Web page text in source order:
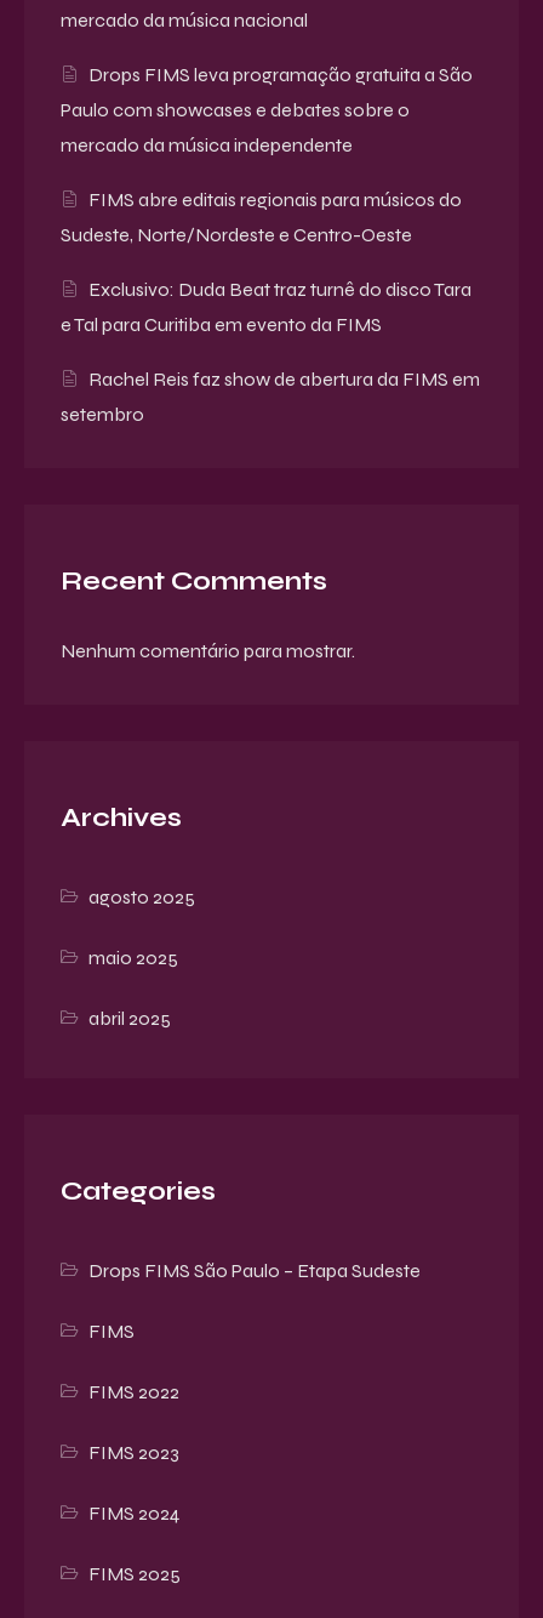
mercado da música nacional
Drops FIMS leva programação gratuita a São
Paulo com showcases e debates sobre o
mercado da música independente
FIMS abre editais regionais para músicos do
Sudeste, Norte/Nordeste e Centro-Oeste
Exclusivo: Duda Beat traz turnê do disco Tara
e Tal para Curitiba em evento da FIMS
Rachel Reis faz show de abertura da FIMS em
setembro
Recent Comments
Nenhum comentário para mostrar.
Archives
agosto 2025
maio 2025
abril 2025
Categories
Drops FIMS São Paulo – Etapa Sudeste
FIMS
FIMS 2022
FIMS 2023
FIMS 2024
FIMS 2025